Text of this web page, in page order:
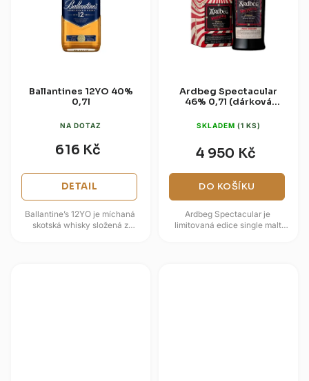
Ballantines 12YO 40%
0,7l
NA DOTAZ
616 Kč
DETAIL
Ballantine’s 12YO je míchaná
skotská whisky složená z
Ardbeg Spectacular
46% 0,7l (dárková
SKLADEM (1 KS)
4 950 Kč
DO KOŠÍKU
Ardbeg Spectacular je
limitovaná edice single malt